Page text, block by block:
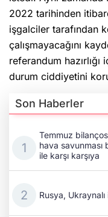
2022 tarihinden
işgalciler tarafından
çalışmayacağını
referandum
durum ciddiyetini
Son Haberler
Temmuz
hava
ile karşı karşıya
Rusya,